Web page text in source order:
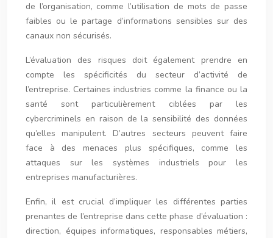
de l’organisation, comme l’utilisation de mots de passe
faibles ou le partage d’informations sensibles sur des
canaux non sécurisés.
L’évaluation des risques doit également prendre en
compte les spécificités du secteur d’activité de
l’entreprise. Certaines industries comme la finance ou la
santé sont particulièrement ciblées par les
cybercriminels en raison de la sensibilité des données
qu’elles manipulent. D’autres secteurs peuvent faire
face à des menaces plus spécifiques, comme les
attaques sur les systèmes industriels pour les
entreprises manufacturières.
Enfin, il est crucial d’impliquer les différentes parties
prenantes de l’entreprise dans cette phase d’évaluation :
direction, équipes informatiques, responsables métiers,